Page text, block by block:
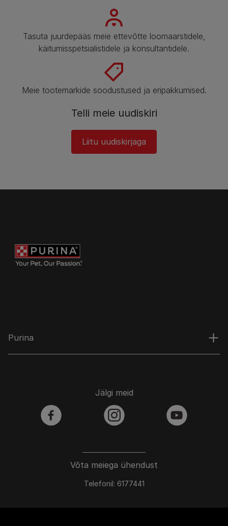
Tasuta juurdepääs meie ettevõtte loomaarstidele,
käitumisspetsialistidele ja konsultantidele.​
Meie tootemarkide soodustused ja eripakkumised.​
Telli meie uudiskiri​
Liitu uudiskirjaga
Purina
Võta meiega ühendust
Telefonil: 6177441
Jälgi meid
facebook instagram youtube